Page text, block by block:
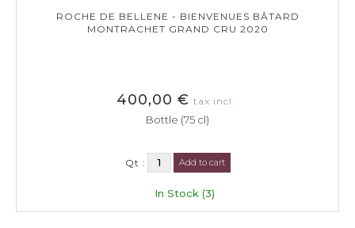
ROCHE DE BELLENE - BIENVENUES BÂTARD
MONTRACHET GRAND CRU 2020
400,00 € tax incl.
Bottle (75 cl)
Qt : Add to cart
In Stock (3)